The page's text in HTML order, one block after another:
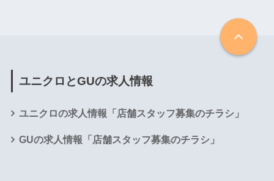
ユニクロとGUの求人情報
ユニクロの求人情報「店舗スタッフ募集のチラシ」
GUの求人情報「店舗スタッフ募集のチラシ」